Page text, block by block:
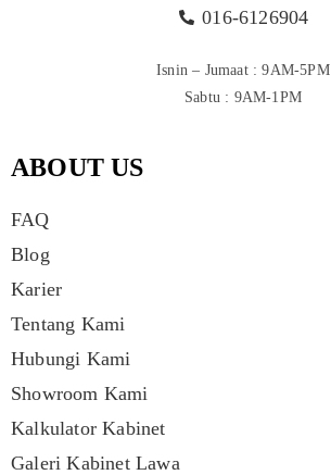
016-6126904
Isnin – Jumaat : 9AM-5PM
Sabtu : 9AM-1PM
ABOUT US
FAQ
Blog
Karier
Tentang Kami
Hubungi Kami
Showroom Kami
Kalkulator Kabinet
Galeri Kabinet Lawa